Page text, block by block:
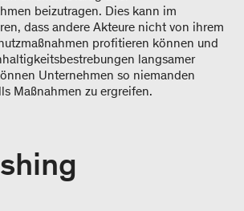
beizutragen. Dies kann im
dass andere Akteure nicht von ihrem
profitieren können und
langsamer
Unternehmen so niemanden
Maßnahmen zu ergreifen.